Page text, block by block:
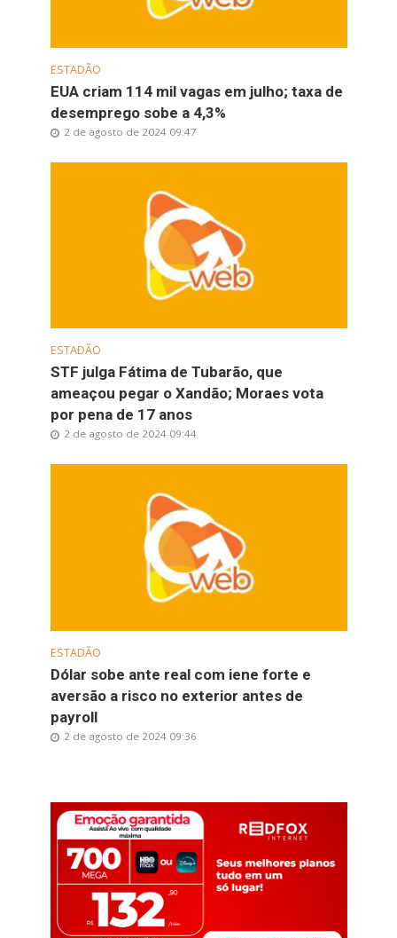
ESTADÃO
EUA criam 114 mil vagas em julho; taxa de
desemprego sobe a 4,3%
2 de agosto de 2024 09:47
ESTADÃO
STF julga Fátima de Tubarão, que
ameaçou pegar o Xandão; Moraes vota
por pena de 17 anos
2 de agosto de 2024 09:44
ESTADÃO
Dólar sobe ante real com iene forte e
aversão a risco no exterior antes de
payroll
2 de agosto de 2024 09:36